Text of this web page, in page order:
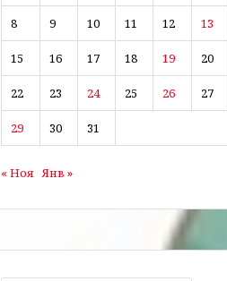
8 9 10 11 12 13
15 16 17 18 19 20
22 23 24 25 26 27
29 30 31
« Ноя Янв »